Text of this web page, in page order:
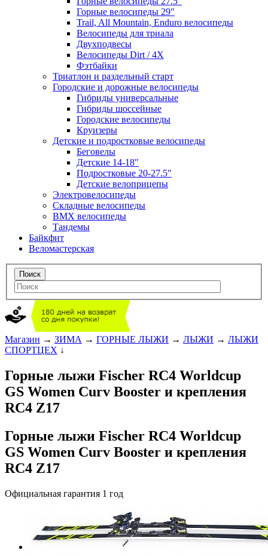
Горные велосипеды 29"
Trail, All Mountain, Enduro велосипеды
Велосипеды для триала
Двухподвесы
Велосипеды Dirt / 4X
Фэтбайки
Триатлон и раздельный старт
Городские и дорожные велосипеды
Гибриды универсальные
Гибриды шоссейные
Городские велосипеды
Круизеры
Детские и подростковые велосипеды
Беговелы
Детские 14-18"
Подростковые 20-27.5"
Детские велоприцепы
Электровелосипеды
Складные велосипеды
BMX велосипеды
Тандемы
Байкфит
Веломастерская
Магазин → ЗИМА → ГОРНЫЕ ЛЫЖИ → ЛЫЖИ → ЛЫЖИ
СПОРТЦЕХ ↓
Горные лыжи Fischer RC4 Worldcup
GS Women Curv Booster и крепления
RC4 Z17
Горные лыжи Fischer RC4 Worldcup
GS Women Curv Booster и крепления
RC4 Z17
Официальная гарантия 1 год